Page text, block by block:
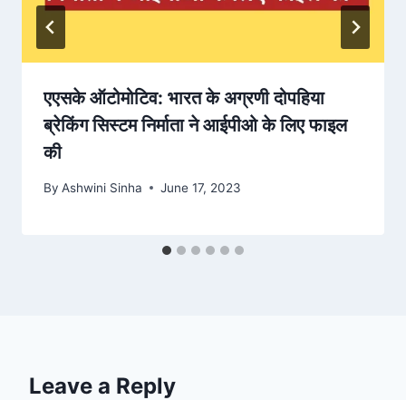
एएसके ऑटोमोटिव: भारत के अग्रणी दोपहिया
ब्रेकिंग सिस्टम निर्माता ने आईपीओ के लिए फाइल
की
By Ashwini Sinha June 17, 2023
Leave a Reply